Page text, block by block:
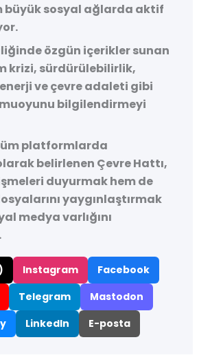
büyük sosyal ağlarda aktif
özgün içerikler sunan
krizi, sürdürülebilirlik,
ve çevre adaleti gibi
bilgilendirmeyi
tüm platformlarda
belirlenen Çevre Hattı,
duyurmak hem de
yaygınlaştırmak
medya varlığını
Instagram
Facebook
Telegram
Mastodon
LinkedIn E-posta